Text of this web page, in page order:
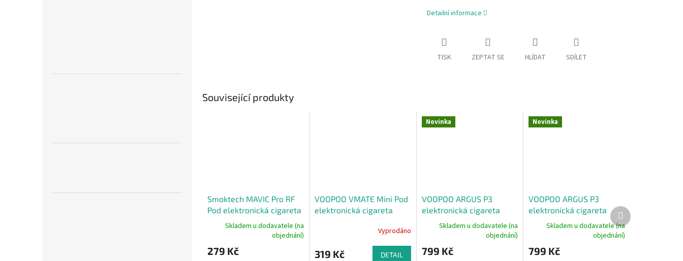
Detailní informace
TISK ZEPTAT SE HLÍDAT SDÍLET
Související produkty
Smoktech MAVIC Pro RF
Pod elektronická cigareta
1000mAh Grey
Skladem u dodavatele (na
objednání)
279 Kč
VOOPOO VMATE Mini Pod
elektronická cigareta
Vyprodáno
319 Kč DETAIL
Novinka
VOOPOO ARGUS P3
elektronická cigareta
1500mAh Red Leather
Skladem u dodavatele (na
objednání)
799 Kč
Novinka
VOOPOO ARGUS P3
elektronická cigareta
1500mAh Brown Leather
Skladem u dodavatele (na
objednání)
799 Kč
Další
produkt